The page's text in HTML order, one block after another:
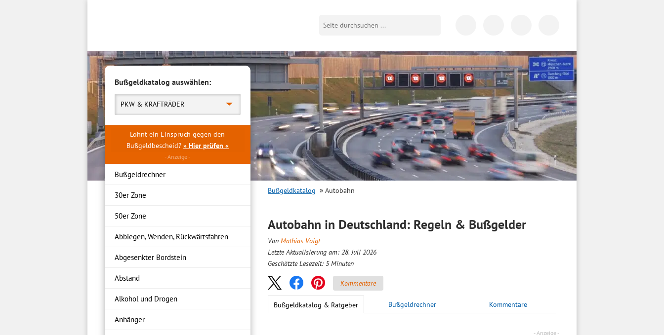
Bußgeldkatalog auswählen:
PKW & KRAFTRÄDER
Lohnt ein Einspruch gegen den
Bußgeldbescheid? » Hier prüfen «
Bußgeldrechner
30er Zone
50er Zone
Abbiegen, Wenden, Rückwärtsfahren
Abgesenkter Bordstein
Abstand
Alkohol und Drogen
Anhänger
Bußgeldkatalog Autobahn
Autobahn in Deutschland: Regeln & Bußgelder
Von Mathias Voigt
Letzte Aktualisierung am: 28. Juli 2026
Geschätzte Lesezeit: 5 Minuten
Kommentare
Bußgeldkatalog & Ratgeber Bußgeldrechner Kommentare